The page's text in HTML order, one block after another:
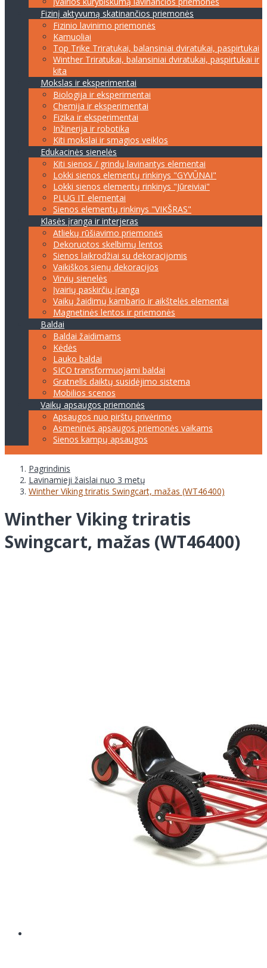
Fizinį aktyvumą skatinančios priemonės
Fizinio lavinimo priemonės
Kamuoliai
Top Trike Triratukai, balansiniai dviratukai, paspirtukai
Winther Triratukai, balansiniai dviratukai, paspirtukai ir
kita
Mokslas ir eksperimentai
Biologija ir eksperimentai
Chemija ir eksperimentai
Fizika ir eksperimentai
Inžinerija ir robotika
Kiti mokslai ir smagios veiklos
Edukacinės sienelės
Kiti sienos / grindų lavinantys elementai
Lokki sienos elementų rinkinys "GYVŪNAI"
Lokki sienos elementų rinkinys "Jūreiviai"
PLUG IT elementai
Sienos elementų rinkinys "VIKŠRAS"
Klasės įranga ir interjeras
Atliekų rūšiavimo priemonės
Dekoruotos skelbimų lentos
Sienos laikrodžiai su dekoracijomis
Vaikiškos sienų dekoracijos
Virvių sienelės
Įvairių paskirčių įranga
Vaikų žaidimų kambario ir aikštelės elementai
Magnetinės lentos ir priemonės
Baldai
Baldai žaidimams
Kėdės
Lauko baldai
SICO transformuojami baldai
Gratnells daiktų susidėjimo sistema
Mobilios scenos
Vaikų apsaugos priemonės
Apsaugos nuo pirštų privėrimo
Asmeninės apsaugos priemonės vaikams
Sienos kampų apsaugos
Pagrindinis
Lavinamieji žaislai nuo 3 metų
Winther Viking triratis Swingcart, mažas (WT46400)
Winther Viking triratis
Swingcart, mažas (WT46400)